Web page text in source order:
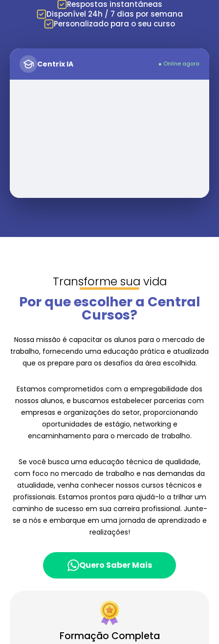
Respostas instantâneas
Disponível 24h / 7 dias por semana
Personalizado para o seu curso
Centrix IA ● Online agora
Transforme sua vida
Por que escolher a Central
Cursos?
Nossa missão é capacitar os alunos para o mercado de
trabalho, fornecendo uma educação prática e atualizada
que os prepare para os desafios da área escolhida.
Estamos comprometidos com a empregabilidade dos
nossos alunos, e buscamos estabelecer parcerias com
empresas e organizações do setor, proporcionando
oportunidades de estágio, networking e
encaminhamento para o mercado de trabalho.
Se você busca uma educação técnica de qualidade,
com foco no mercado de trabalho e nas demandas da
atualidade, venha conhecer nossos cursos técnicos e
profissionais. Estamos prontos para ajudá-lo a trilhar um
caminho de sucesso em sua carreira profissional. Junte-
se a nós e embarque em uma jornada de aprendizado e
realizações!
Quero Saber Mais
Formação Completa